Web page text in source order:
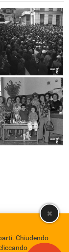
Privacy policy
Chiudendo